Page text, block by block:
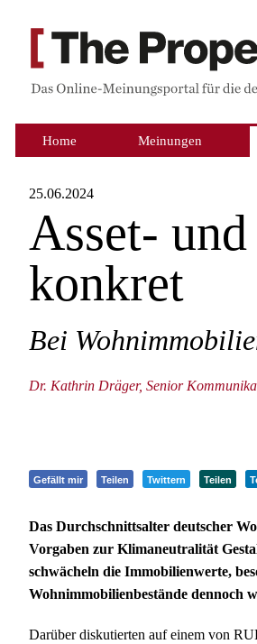
Home Meinungen
25.06.2024
Asset-
konkret
Bei
Dr. Kathrin Dräger, Senior
Gefällt mir Teilen Twittern Teilen
Das Durchschnittsalter deutscher
Vorgaben zur Klimaneutralität
schwächeln die Immobilienwerte,
Wohnimmobilienbestände dennoch
Darüber diskutierten auf einem von